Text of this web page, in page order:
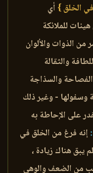
الخلق } أي
للملائكة
الذوات والألوان
والثقالة
والسذاجة
وسفولها - وغير ذلك
على الإحاطة به
إنه فرغ من الخلق في
يبق هناك زيادة ،
من الضعف والوهي